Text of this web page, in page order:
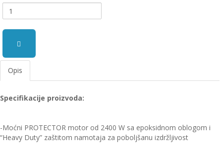
Prenosni
računari
Pribor
zavarivanje
i
radionica
Opis
Specifikacije proizvoda:
-Moćni PROTECTOR motor od 2400 W sa epoksidnom oblogom i
“Heavy Duty” zaštitom namotaja za poboljšanu izdržljivost